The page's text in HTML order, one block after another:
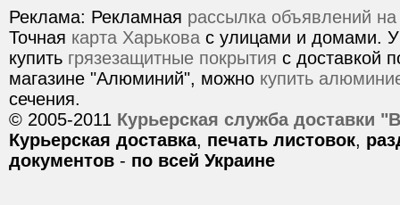
Реклама: Рекламная рассылка объявлений на
Точная карта Харькова с улицами и домами.
купить грязезащитные покрытия с доставкой
магазине "Алюминий", можно купить
сечения.
© 2005-2011 Курьерская служба доставки
Курьерская доставка, печать листовок,
документов - по всей Украине